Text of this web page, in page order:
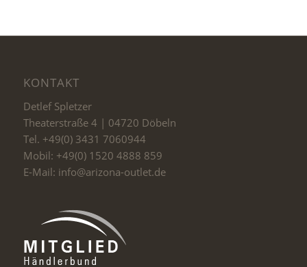
KONTAKT
Detlef Spletzer
Theaterstraße 4 | 04720 Döbeln
Tel. +49(0) 3431 7060944
Mobil: +49(0) 1520 4888 859
E-Mail: info@arizona-outlet.de